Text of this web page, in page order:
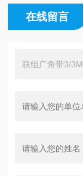
在线留言